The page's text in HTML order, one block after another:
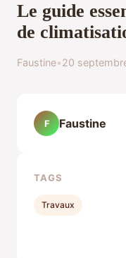
Le guide
de
Faustine•20
F Faustine
TAGS
Travaux